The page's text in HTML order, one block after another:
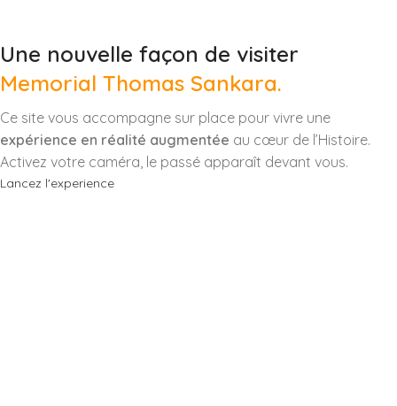
Une nouvelle façon de visiter
Memorial Thomas Sankara.
Ce site vous accompagne sur place pour vivre une
expérience en réalité augmentée au cœur de l’Histoire.
Activez votre caméra, le passé apparaît devant vous.
Lancez l'experience